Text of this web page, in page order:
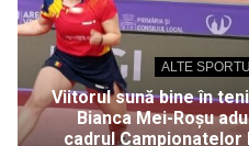
ALTE
Viitorul sună bine în
Bianca Mei-Roșu
cadrul Campionatelor